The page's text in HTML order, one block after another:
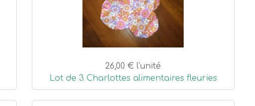
26,00 € l'unité
Lot de 3 Charlottes alimentaires fleuries